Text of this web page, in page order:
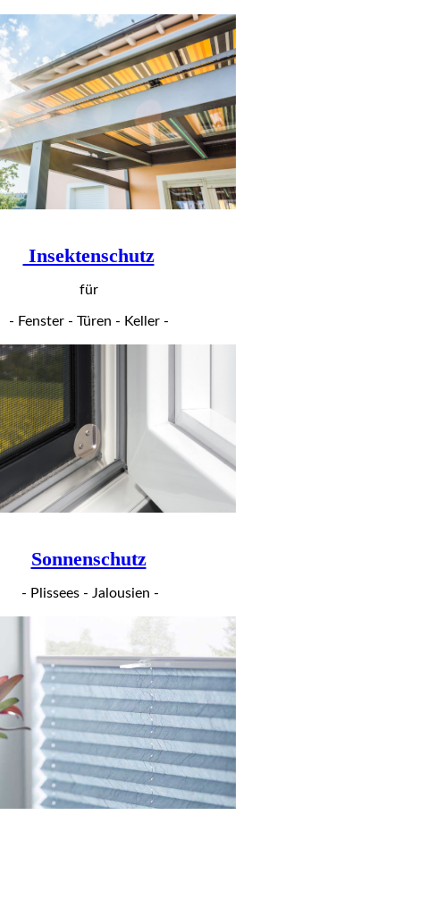
Insektenschutz
für
- Fenster - Türen - Keller -
Sonnenschutz
- Plissees - Jalousien -